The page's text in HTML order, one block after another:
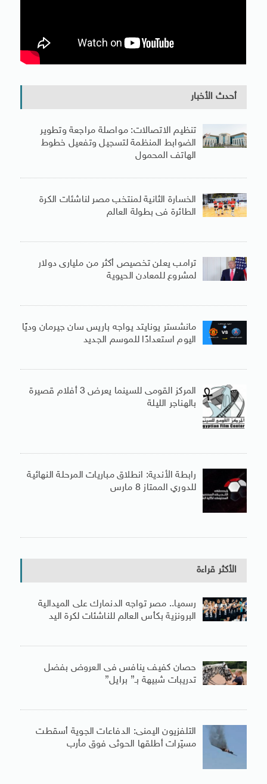
أحدث الأخبار
تنظيم الاتصالات: مواصلة مراجعة وتطوير
الضوابط المنظمة لتسجيل وتفعيل خطوط
الهاتف المحمول
الخسارة الثانية لمنتخب مصر لناشئات الكرة
الطائرة فى بطولة العالم
ترامب يعلن تخصيص أكثر من مليارى دولار
لمشروع للمعادن الحيوية
مانشستر يونايتد يواجه باريس سان جيرمان وديًا
اليوم استعدادًا للموسم الجديد
المركز القومى للسينما يعرض 3 أفلام قصيرة
بالهناجر الليلة
رابطة الأندية: انطلاق مباريات المرحلة النهائية
للدوري الممتاز 8 مارس
الأكثر قراءة
رسميا.. مصر تواجه الدنمارك على الميدالية
البرونزية بكأس العالم للناشئات لكرة اليد
حصان كفيف ينافس فى العروض بفضل
تدريبات شبيهة بـ” برايل”
التلفزيون اليمنى: الدفاعات الجوية أسقطت
مسيّرات أطلقها الحوثى فوق مأرب